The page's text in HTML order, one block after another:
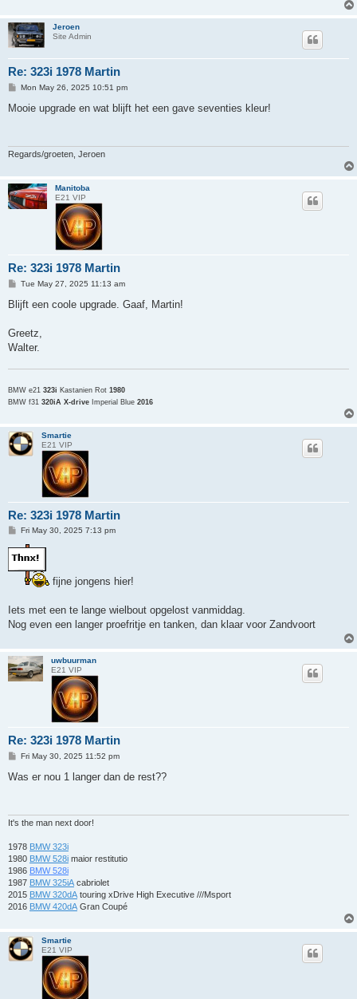
Jeroen
Site Admin
Re: 323i 1978 Martin
P
s
Mon May 26, 2025 10:51 pm
Mooie upgrade en wat blijft het een gave seventies kleur!
Regards/groeten, Jeroen
Manitoba
E21 VIP
Re: 323i 1978 Martin
P
s
t
Tue May 27, 2025 11:13 am
Blijft een coole upgrade. Gaaf, Martin!
Greetz,
Walter.
BMW e21 323i Kastanien Rot 1980
BMW f31 320iA X-drive Imperial Blue 2016
Smartie
E21 VIP
Re: 323i 1978 Martin
P
s
t
Fri May 30, 2025 7:13 pm
fijne jongens hier!
Iets met een te lange wielbout opgelost vanmiddag.
Nog even een langer proefritje en tanken, dan klaar voor Zandvoort
uwbuurman
E21 VIP
Re: 323i 1978 Martin
P
s
Fri May 30, 2025 11:52 pm
Was er nou 1 langer dan de rest??
It's the man next door!
1978 BMW 323i
1980 BMW 528i maior restitutio
1986 BMW 528i
1987 BMW 325iA cabriolet
2015 BMW 320dA touring xDrive High Executive ///Msport
2016 BMW 420dA Gran Coupé
Smartie
E21 VIP